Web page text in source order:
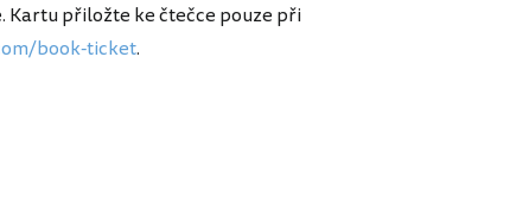
Kartu přiložte ke čtečce pouze při
book-ticket.